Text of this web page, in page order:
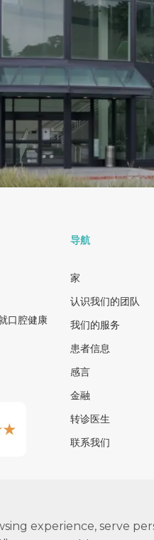
口腔健康
导航
家
认识我们的团队
我们的服务
患者信息
感言
金融
转诊医生
联系我们
Copyright © 2026 . All
experience, serve